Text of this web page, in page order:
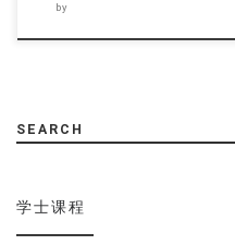
by
SEARCH
学士课程